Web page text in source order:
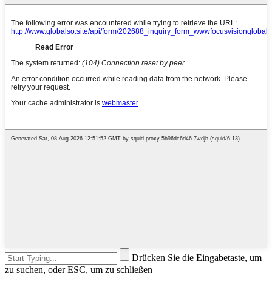
Drücken Sie die Eingabetaste, um
zu suchen, oder ESC, um zu schließen